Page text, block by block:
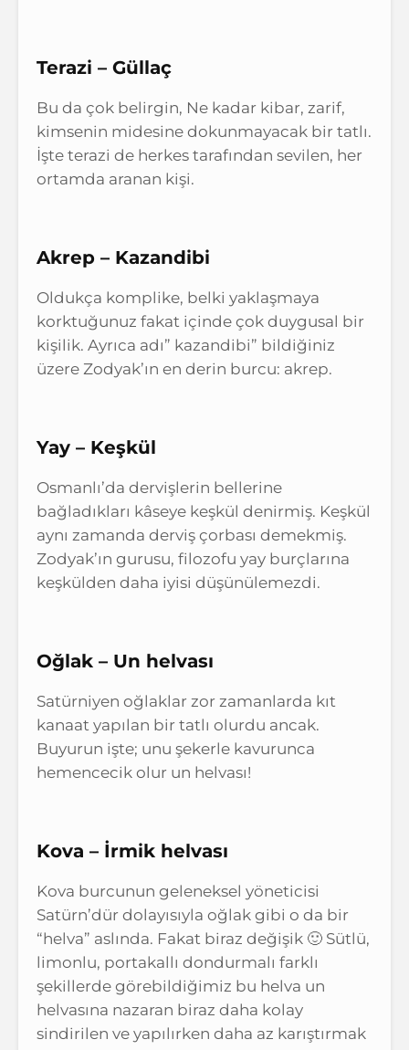
Terazi – Güllaç
Bu da çok belirgin, Ne kadar kibar, zarif,
kimsenin midesine dokunmayacak bir tatlı.
İşte terazi de herkes tarafından sevilen, her
ortamda aranan kişi.
Akrep – Kazandibi
Oldukça komplike, belki yaklaşmaya
korktuğunuz fakat içinde çok duygusal bir
kişilik. Ayrıca adı” kazandibi” bildiğiniz
üzere Zodyak’ın en derin burcu: akrep.
Yay – Keşkül
Osmanlı’da dervişlerin bellerine
bağladıkları kâseye keşkül denirmiş. Keşkül
aynı zamanda derviş çorbası demekmiş.
Zodyak’ın gurusu, filozofu yay burçlarına
keşkülden daha iyisi düşünülemezdi.
Oğlak – Un helvası
Satürniyen oğlaklar zor zamanlarda kıt
kanaat yapılan bir tatlı olurdu ancak.
Buyurun işte; unu şekerle kavurunca
hemencecik olur un helvası!
Kova – İrmik helvası
Kova burcunun geleneksel yöneticisi
Satürn’dür dolayısıyla oğlak gibi o da bir
“helva” aslında. Fakat biraz değişik 🙂 Sütlü,
limonlu, portakallı dondurmalı farklı
şekillerde görebildiğimiz bu helva un
helvasına nazaran biraz daha kolay
sindirilen ve yapılırken daha az karıştırmak